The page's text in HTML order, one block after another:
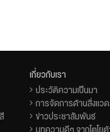
เกี่ยวกับเรา
ประวัติความเป็นมา
การจัดการด้านสิ่งแว
ข่าวประชาสัมพันธ์